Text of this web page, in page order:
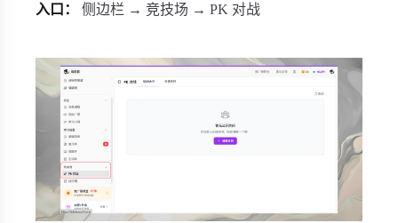
入口： 侧边栏 → 竞技场 → PK 对战